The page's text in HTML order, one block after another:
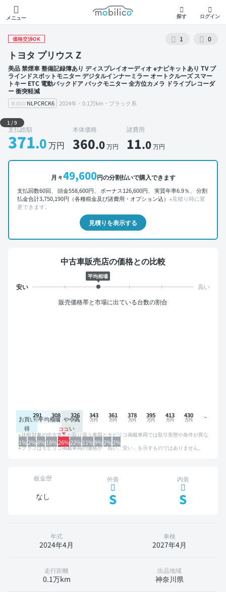
メニュー
モビリコ
探す ログイン
価格交渉OK 1 0
トヨタ プリウス Z
美品 禁煙車 整備記録簿あり ディスプレイオーディオ ※ナビキットあり TV ブ
ラインドスポットモニター デジタルインナーミラー オートクルーズ スマー
トキー ETC 電動バックドア バックモニター 全方位カメラ ドライブレコーダ
ー 衝突軽減
車両ID NLPCRCK6 2024年・0.1万km・ブラック系
外装 左前
1 /9
支払総額
371.0万円
本体価格
360.0万円
諸費用
11.0万円
月々49,600円の分割払いで購入できます
支払回数60回、 頭金558,600円、 ボーナス126,600円、 実質年率6.9％、 分割
払金合計3,750,190円（各種税金及び諸費用・オプション込） ※見積り時に変
更できます。
見積りを表示する
中古車販売店の価格との比較
平均相場
販売価格帯と市場に出ている台数の割合
お買い
得
平均相場 やや高
い
1%2%8%18%26%22%11%9%2%2%
291 308 326 343 361 378 395 413 430
比較対象の中古車店が取り扱う車両とモビリコ掲載車両では取引形態や条件が異な
るため、グラフは参考情報です。
グラフはモビリコ掲載車両の価格が「高い、安い」を示すものではありません。
板金歴
なし
外装
S
内装
S
年式
2024年4月
車検
2027年4月
走行距離
0.1万km
出品地域
神奈川県